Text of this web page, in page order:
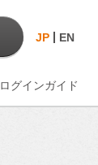
JP EN
ログインガイド